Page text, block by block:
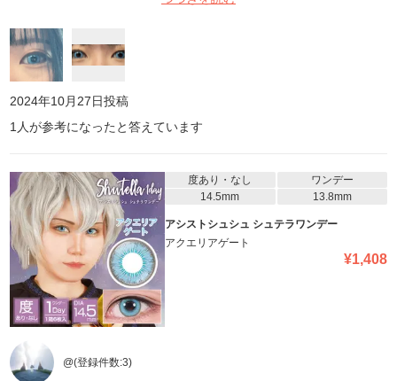
2024年10月27日投稿
1 人が参考になったと答えています
度あり・なし
ワンデー
14.5mm
13.8mm
アシストシュシュ シュテラワンデー
アクエリアゲート
¥1,408
@(登録件数:3)